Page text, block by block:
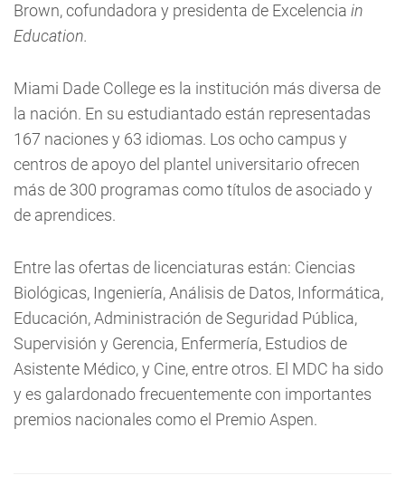
Brown, cofundadora y presidenta de Excelencia in
Education.
Miami Dade College es la institución más diversa de
la nación. En su estudiantado están representadas
167 naciones y 63 idiomas. Los ocho campus y
centros de apoyo del plantel universitario ofrecen
más de 300 programas como títulos de asociado y
de aprendices.
Entre las ofertas de licenciaturas están: Ciencias
Biológicas, Ingeniería, Análisis de Datos, Informática,
Educación, Administración de Seguridad Pública,
Supervisión y Gerencia, Enfermería, Estudios de
Asistente Médico, y Cine, entre otros. El MDC ha sido
y es galardonado frecuentemente con importantes
premios nacionales como el Premio Aspen.